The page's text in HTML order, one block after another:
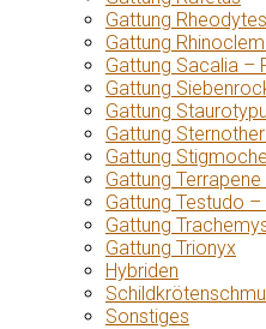
Gattung Rheodytes
Gattung
Gattung Sacalia –
Gattung
Gattung
Gattung
Gattung
Gattung
Gattung Testudo
Gattung
Gattung Trionyx
Hybriden
Sonstiges